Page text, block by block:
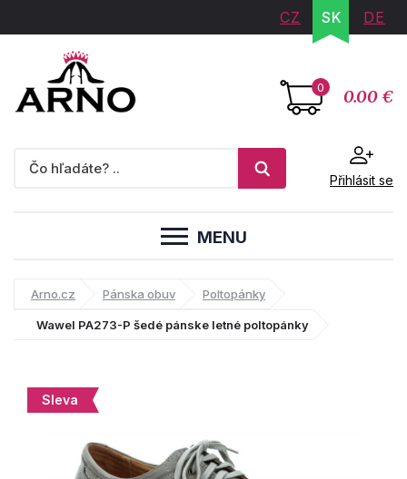
CZ SK DE
0 0.00 €
Přihlásit se
MENU
Arno.cz Pánska obuv Poltopánky
Wawel PA273-P šedé pánske letné poltopánky
Sleva